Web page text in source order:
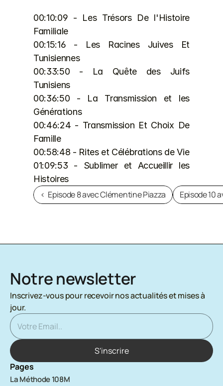
00:10:09 - Les Trésors De l'Histoire
Familiale
00:15:16 - Les Racines Juives Et
Tunisiennes
00:33:50 - La Quête des Juifs
Tunisiens
00:36:50 - La Transmission et les
Générations
00:46:24 - Transmission Et Choix De
Famille
00:58:48 - Rites et Célébrations de Vie
01:09:53 - Sublimer et Accueillir les
Histoires
‹  Episode 8 avec Clémentine Piazza Episode 10
Notre newsletter
Inscrivez-vous pour recevoir nos actualités et mises à
jour.
Pages
La Méthode 108M